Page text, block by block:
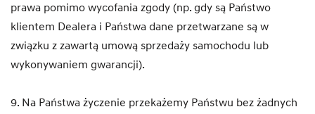
prawa pomimo wycofania zgody (np. gdy są Państwo
klientem Dealera i Państwa dane przetwarzane są w
związku z zawartą umową sprzedaży samochodu lub
wykonywaniem gwarancji).
9. Na Państwa życzenie przekażemy Państwu bez żadnych